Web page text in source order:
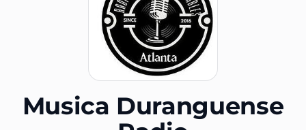
Favorites
Musica Duranguense